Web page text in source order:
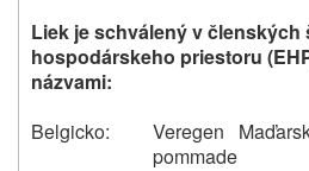
Liek je schválený v
hospodárskeho priestoru
názvami:
Belgicko:
Veregen
pommade